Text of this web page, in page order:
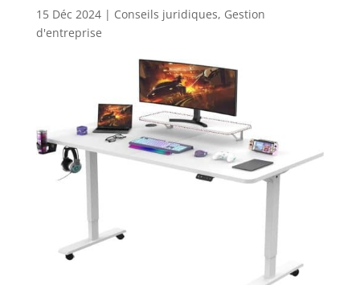
15 Déc 2024| Conseils juridiques, Gestion
d'entreprise